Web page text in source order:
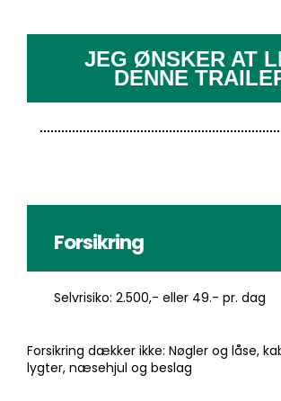
JEG ØNSKER AT
DENNE
Forsikring
Selvrisiko: 2.500,- eller 49.- pr. dag
Forsikring dækker ikke: Nøgler og låse,
lygter, næsehjul og beslag